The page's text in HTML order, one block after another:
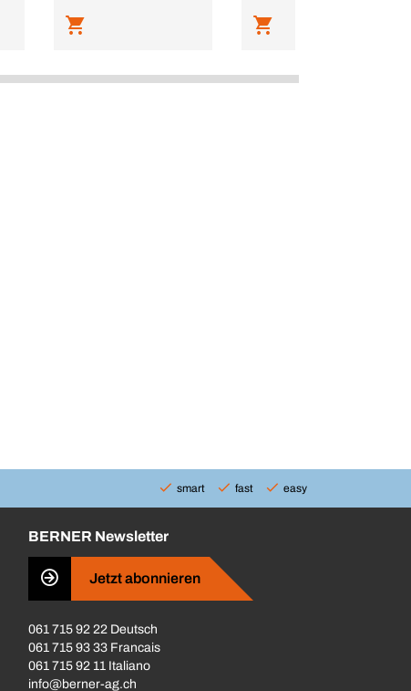
smart fast easy
BERNER Newsletter
Jetzt abonnieren
061 715 92 22 Deutsch
061 715 93 33 Francais
061 715 92 11 Italiano
info@berner-ag.ch